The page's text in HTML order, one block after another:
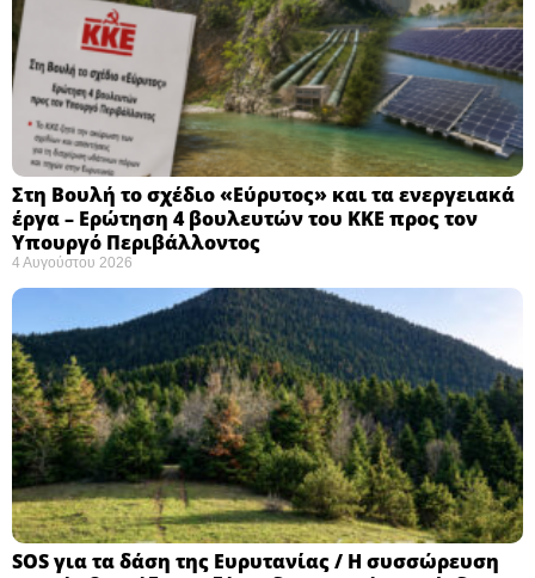
Στη Βουλή το σχέδιο «Εύρυτος» και τα ενεργειακά
έργα – Ερώτηση 4 βουλευτών του ΚΚΕ προς τον
Υπουργό Περιβάλλοντος
4 Αυγούστου 2026
SOS για τα δάση της Ευρυτανίας / Η συσσώρευση